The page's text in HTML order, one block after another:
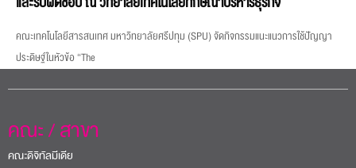
คณะเทคโนโลยีสารสนเทศ มหาวิทยาลัยศรีปทุม (SPU) จัดกิจกรรมแนะแนวการใช้ปัญญา
ประดิษฐ์ในหัวข้อ “The
คณะ / สาขา
คณะดิจิทัลมีเดีย